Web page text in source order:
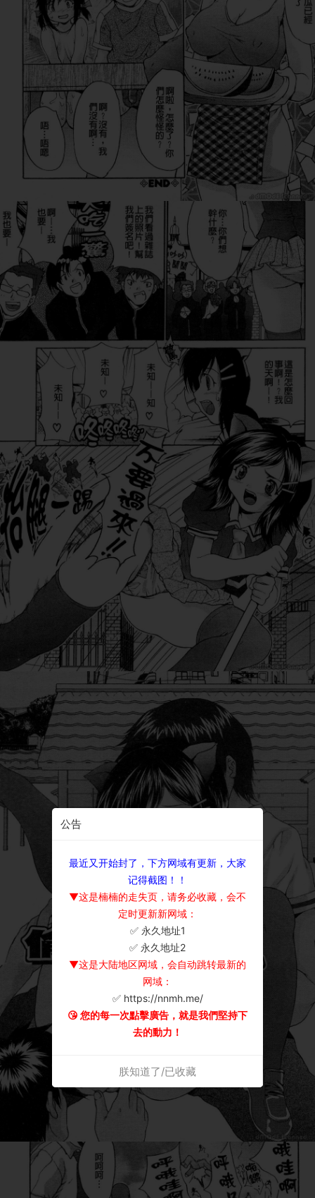
公告
最近又开始封了，下方网域有更新，大家
记得截图！！
▼这是楠楠的走失页，请务必收藏，会不
定时更新新网域：
✅ 永久地址1
✅ 永久地址2
▼这是大陆地区网域，会自动跳转最新的
网域：
✅ https://nnmh.me/
😘 您的每一次點擊廣告，就是我們堅持下
去的動力！
朕知道了/已收藏